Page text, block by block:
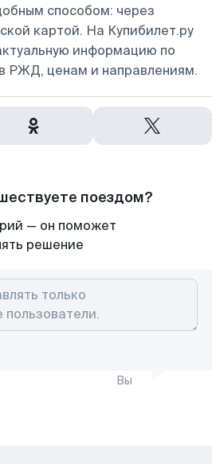
способом: через
картой. На Купибилет.ру
информацию по
РЖД, ценам и направлениям.
поездом?
— он поможет
решение
Вы